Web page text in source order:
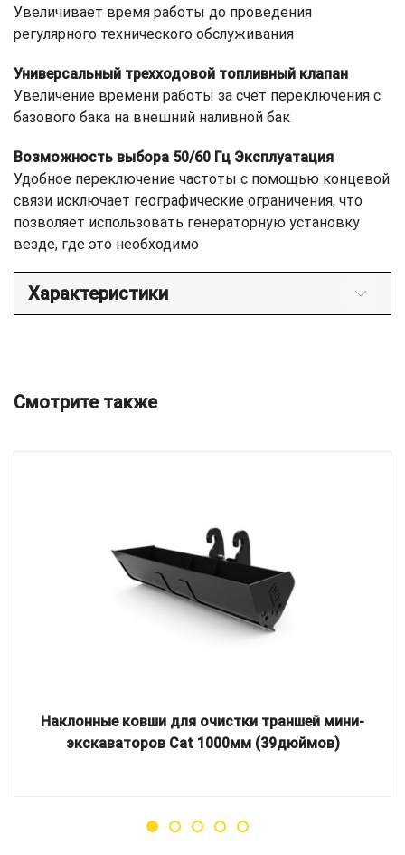
Увеличивает время работы до проведения
регулярного технического обслуживания
Универсальный трехходовой топливный клапан
Увеличение времени работы за счет переключения с
базового бака на внешний наливной бак
Возможность выбора 50/60 Гц Эксплуатация
Удобное переключение частоты с помощью концевой
связи исключает географические ограничения, что
позволяет использовать генераторную установку
везде, где это необходимо
Характеристики
Смотрите также
Наклонные ковши для очистки траншей мини-
экскаваторов Cat 1000мм (39дюймов)